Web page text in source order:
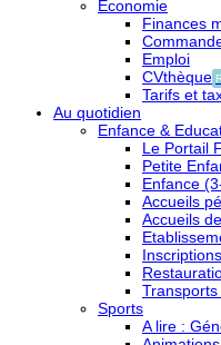
Economie
Finances
Emploi
CVthèque
Tarifs et
Au quotidien
Enfance &
Le Portail
Petite
Enfance
Accueils
Accueils
Sports
A lire :